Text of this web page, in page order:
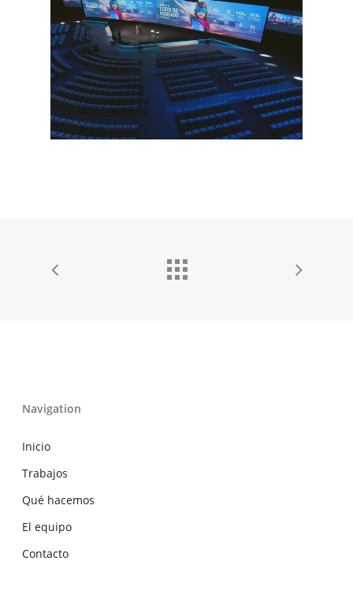
Navigation
Inicio
Trabajos
Qué hacemos
El equipo
Contacto